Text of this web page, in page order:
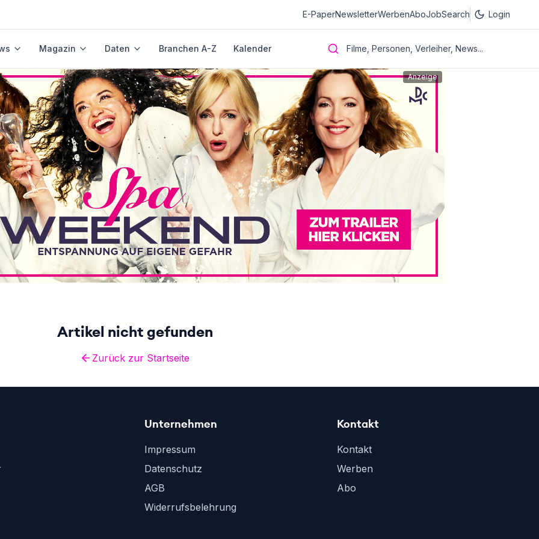
E-PaperNewsletterWerbenAboJobSearch Login
Magazin Daten Branchen A-Z Kalender Filme, Personen, Verleiher, News...
Anzeige
Artikel nicht gefunden
Zurück zur Startseite
Unternehmen
Impressum
Datenschutz
AGB
Widerrufsbelehrung
Kontakt
Kontakt
Werben
Abo